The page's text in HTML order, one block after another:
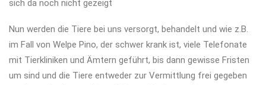
sich da noch nicht gezeigt
Nun werden die Tiere bei uns versorgt, behandelt und wie z.B.
im Fall von Welpe Pino, der schwer krank ist, viele Telefonate
mit Tierkliniken und Ämtern geführt, bis dann gewisse Fristen
um sind und die Tiere entweder zur Vermittlung frei gegeben